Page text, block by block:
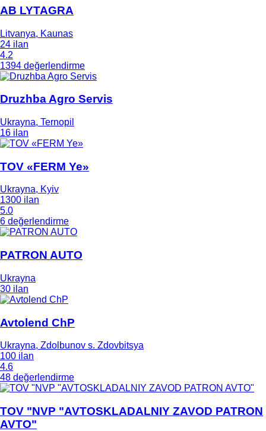
AB LYTAGRA
Litvanya, Kaunas
24 ilan
4.2
1394 değerlendirme
Druzhba Agro Servis
Ukrayna, Ternopil
16 ilan
TOV «FERM Ye»
Ukrayna, Kyiv
1300 ilan
5.0
6 değerlendirme
PATRON AUTO
Ukrayna
30 ilan
Avtolend ChP
Ukrayna, Zdolbunov s. Zdovbitsya
100 ilan
4.6
48 değerlendirme
TOV "NVP "AVTOSKLADALNIY ZAVOD PATRON
AVTO"